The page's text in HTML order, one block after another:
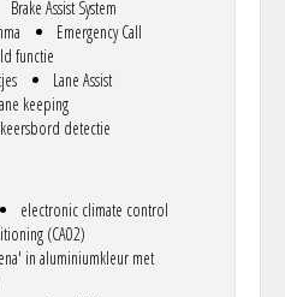
Brake Assist System
Emergency Call
functie
Lane Assist
keeping
detectie
electronic climate control
(CA02)
in aluminiumkleur met